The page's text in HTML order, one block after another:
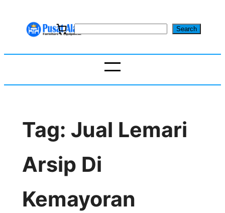
S
r
Search
Tag: Jual Lemari
Arsip Di
Kemayoran